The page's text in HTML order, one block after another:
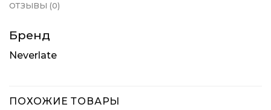
ОТЗЫВЫ (0)
Бренд
Neverlate
ПОХОЖИЕ ТОВАРЫ